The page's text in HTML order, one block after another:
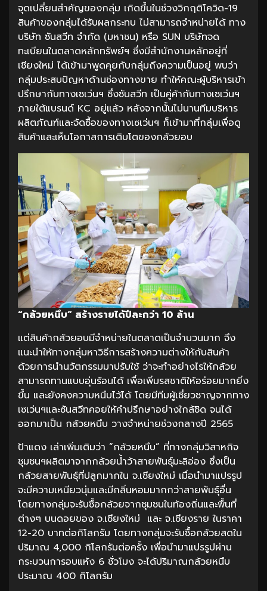
จุดเปลี่ยนสำคัญของกลุ่ม เกิดขึ้นในช่วงวิกฤติโควิด-19
สินค้าของกลุ่มได้รับผลกระทบ ไม่สามารถจำหน่ายได้ ทาง
บริษัท ซันสวีท จำกัด (มหาชน) หรือ SUN บริษัทจด
ทะเบียนในตลาดหลักทรัพย์ฯ ซึ่งมีสำนักงานหลักอยู่ที่
เชียงใหม่ ได้เข้ามาพูดคุยกับกลุ่มถึงความเป็นอยู่ พบว่า
กลุ่มประสบปัญหาด้านช่องทางขาย ทำให้คณะผู้บริหารเข้า
ปรึกษากับทางเซเว่นฯ ซึ่งซันสวีท เป็นคู่ค้ากับทางเซเว่นฯ
ภายใต้แบรนด์ KC อยู่แล้ว หลังจากนั้นไม่นานทีมบริหาร
ผลิตภัณฑ์และจัดซื้อของทางเซเว่นฯ ก็เข้ามาที่กลุ่มเพื่อดู
สินค้าและเห็นโอกาสการเติบโตของกล้วยอบ
“กล้วยหนึบ” สร้างรายได้ปีละกว่า 10 ล้าน
แต่สินค้ากล้วยอบมีจำหน่ายในตลาดเป็นจำนวนมาก จึง
แนะนำให้ทางกลุ่มหาวิธีการสร้างความต่างให้กับสินค้า
ด้วยการนำนวัตกรรมมาปรับใช้ ว่าจะทำอย่างไรให้กล้วย
สามารถทานแบบอุ่นร้อนได้ เพื่อเพิ่มรสชาติให้อร่อยมากยิ่ง
ขึ้น และยังคงความหนึบไว้ได้ โดยมีทีมผู้เชี่ยวชาญจากทาง
เซเว่นฯและซันสวีทคอยให้คำปรึกษาอย่างใกล้ชิด จนได้
ออกมาเป็น กล้วยหนึบ วางจำหน่ายช่วงกลางปี 2565
ป้าแดง เล่าเพิ่มเติมว่า “กล้วยหนึบ” ที่ทางกลุ่มวิสาหกิจ
ชุมชนฯผลิตมาจากกล้วยน้ำว้าสายพันธุ์มะลิอ่อง ซึ่งเป็น
กล้วยสายพันธุ์ที่ปลูกมากใน จ.เชียงใหม่ เมื่อนำมาแปรรูป
จะมีความเหนียวนุ่มและมีกลิ่นหอมมากกว่าสายพันธุ์อื่น
โดยทางกลุ่มจะรับซื้อกล้วยจากชุมชนในท้องถิ่นและพื้นที่
ต่างๆ บนดอยของ จ.เชียงใหม่ และ จ.เชียงราย ในราคา
12-20 บาทต่อกิโลกรัม โดยทางกลุ่มจะรับซื้อกล้วยสดใน
ปริมาณ 4,000 กิโลกรัมต่อครั้ง เพื่อนำมาแปรรูปผ่าน
กระบวนการอบแห้ง 6 ชั่วโมง จะได้ปริมาณกล้วยหนึบ
ประมาณ 400 กิโลกรัม